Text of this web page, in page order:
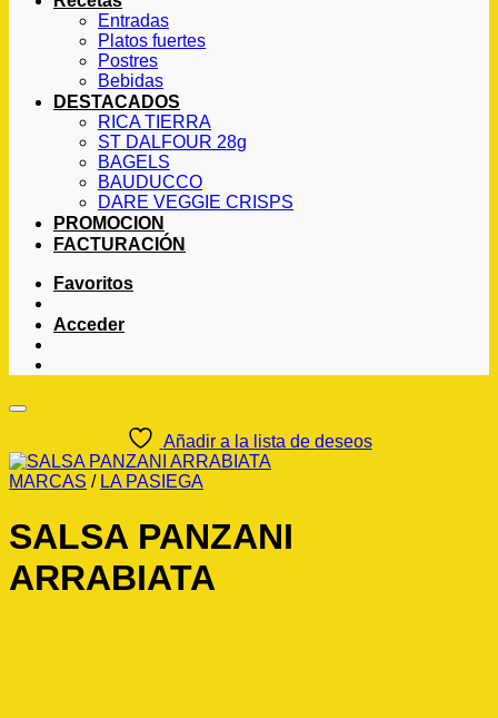
Entradas
Platos fuertes
Postres
Bebidas
DESTACADOS
RICA TIERRA
ST DALFOUR 28g
BAGELS
BAUDUCCO
DARE VEGGIE CRISPS
PROMOCION
FACTURACIÓN
Favoritos
Acceder
Añadir a la lista de deseos
MARCAS / LA PASIEGA
SALSA PANZANI
ARRABIATA